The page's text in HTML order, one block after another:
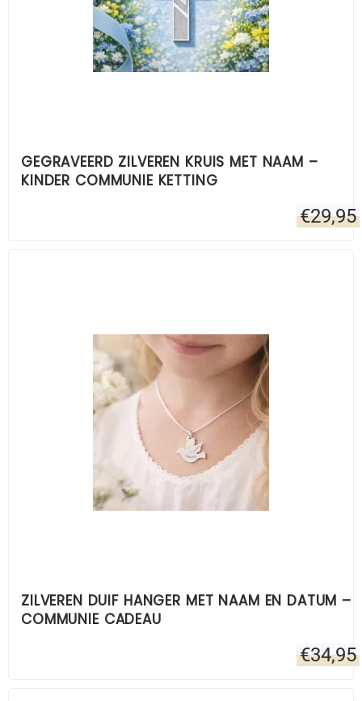
GEGRAVEERD ZILVEREN KRUIS MET NAAM –
KINDER COMMUNIE KETTING
€29,95
ZILVEREN DUIF HANGER MET NAAM EN DATUM –
COMMUNIE CADEAU
€34,95